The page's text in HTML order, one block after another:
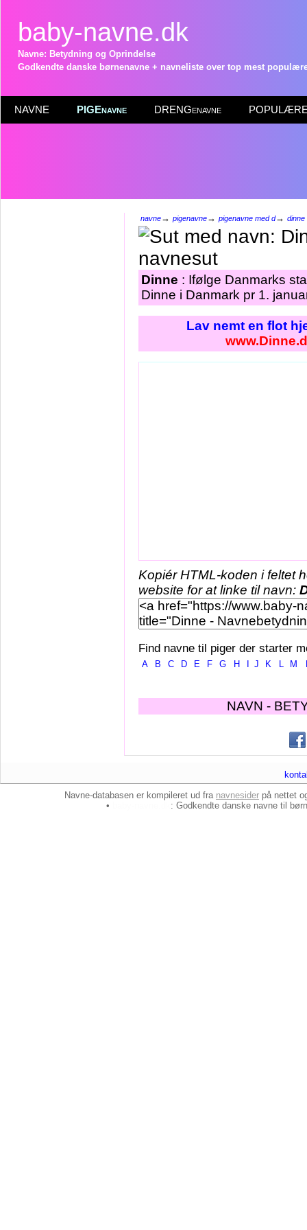
baby-navne.dk
Navne: Betydning og Oprindelse
Godkendte danske børnenavne + navneliste over top mest
NAVNE PIGEnavne DRENGenavne POPULÆRE
navne→ pigenavne→ pigenavne med d→ dinne
Dinne : Ifølge Danmarks
Dinne i Danmark pr 1.
Lav nemt en flot
Kopiér HTML-koden i feltet
website for at linke til navn:
Find navne til piger der starter
A B C D E F G H J K L M
NAVN -
Navne-databasen er kompileret ud fra navnesider på nettet
•
: Godkendte danske navne til børn